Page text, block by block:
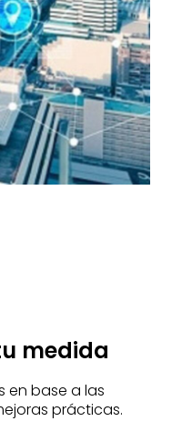
medida
en base a las
prácticas.